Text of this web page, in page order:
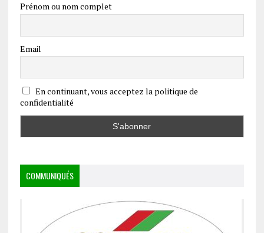
Prénom ou nom complet
Email
En continuant, vous acceptez la politique de
confidentialité
COMMUNIQUÉS